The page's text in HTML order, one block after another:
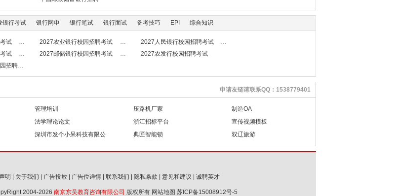
银行考试 银行网申 银行笔试 银行面试 备考技巧 EPI 综合知识
试 2027农业银行校园招聘考试
2027人民银行校园招聘考试
试 2027邮储银行校园招聘考试
2027农发行校园招聘考试
招聘考试
申请友链请联系QQ：1538779401
管理培训 压路机厂家
制造OA
法学理论论文 浙江招标平台
宣传视频模板
深圳市发个小呆科技有限公
司
典匠智能锁 双辽旅游
明 关于我们 广告投放| 广告位详情| 联系我们 隐私条款 意见和建议 诚聘英才
2004-2026 南京东吴教育咨询有限公司 版权所有 网站地图 苏ICP备15008912号-5